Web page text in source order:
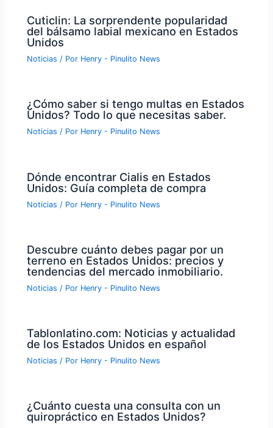
Cuticlin: La sorprendente popularidad
del bálsamo labial mexicano en Estados
Unidos
Noticias / Por Henry - Pinulito News
¿Cómo saber si tengo multas en Estados
Unidos? Todo lo que necesitas saber.
Noticias / Por Henry - Pinulito News
Dónde encontrar Cialis en Estados
Unidos: Guía completa de compra
Noticias / Por Henry - Pinulito News
Descubre cuánto debes pagar por un
terreno en Estados Unidos: precios y
tendencias del mercado inmobiliario.
Noticias / Por Henry - Pinulito News
Tablonlatino.com: Noticias y actualidad
de los Estados Unidos en español
Noticias / Por Henry - Pinulito News
¿Cuánto cuesta una consulta con un
quiropráctico en Estados Unidos?